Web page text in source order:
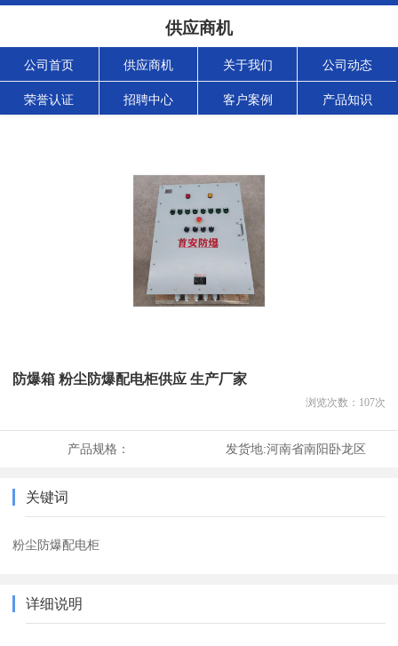
供应商机
公司首页 供应商机 关于我们 公司动态
荣誉认证 招聘中心 客户案例 产品知识
防爆箱 粉尘防爆配电柜供应 生产厂家
浏览次数： 107次
产品规格： 发货地:河南省南阳卧龙区
关键词
粉尘防爆配电柜
详细说明